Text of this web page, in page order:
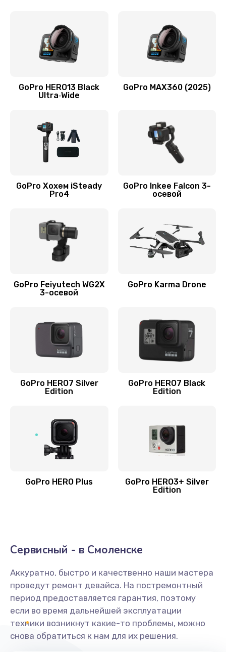
GoPro HERO13 Black
Ultra‑Wide
GoPro MAX360 (2025)
GoPro Хохем iSteady
Pro4
GoPro Inkee Falcon 3-
осевой
GoPro Feiyutech WG2X
3-осевой
GoPro Karma Drone
GoPro HERO7 Silver
Edition
GoPro HERO7 Black
Edition
GoPro HERO Plus
GoPro HERO3+ Silver
Edition
Сервисный - в Смоленске
Аккуратно, быстро и качественно наши мастера
проведут ремонт девайса. На постремонтный
период предоставляется гарантия, поэтому
если во время дальнейшей эксплуатации
техники возникнут какие-то проблемы, можно
снова обратиться к нам для их решения.